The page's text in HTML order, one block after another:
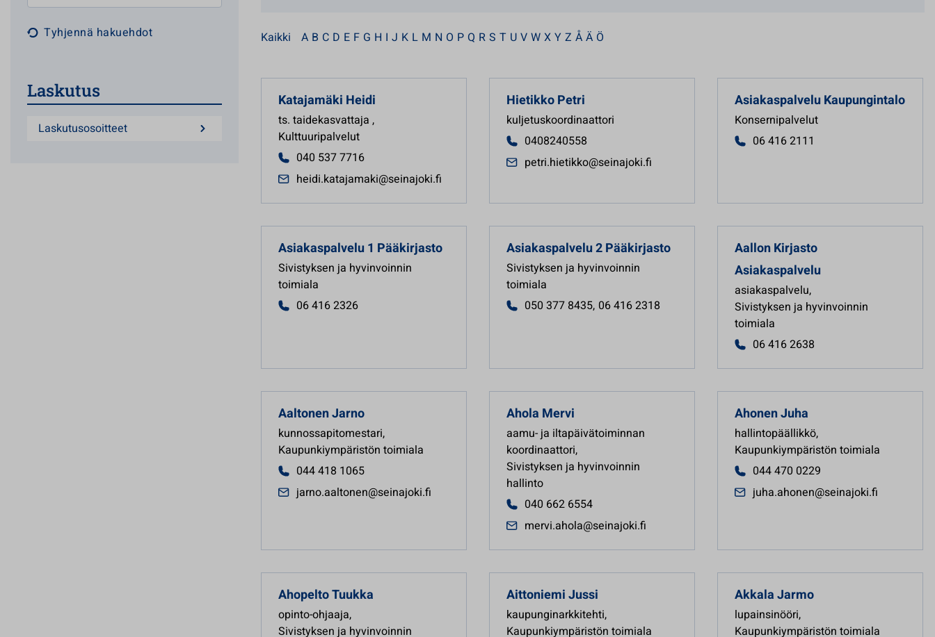
Tyhjennä hakuehdot
Laskutus
Laskutusosoitteet
Kaikki A B C D E F G H I J K L M N O P Q R S T U V W X Y Z Å Ä Ö
Katajamäki Heidi
ts. taidekasvattaja ,
Kulttuuripalvelut
040 537 7716
heidi.katajamaki@seinajoki.fi
HietikkoPetri
kuljetuskoordinaattori
0408240558
petri.hietikko@seinajoki.fi
AsiakaspalveluKaupungintalo
Konsernipalvelut
06 416 2111
Asiakaspalvelu 1 Pääkirjasto
Sivistyksen ja hyvinvoinnin
toimiala
06 416 2326
Asiakaspalvelu 2Pääkirjasto
Sivistyksen ja hyvinvoinnin
toimiala
050 377 8435, 06 416 2318
Aallon Kirjasto
Asiakaspalvelu
asiakaspalvelu,
Sivistyksen ja hyvinvoinnin
toimiala
06 416 2638
AaltonenJarno
kunnossapitomestari,
Kaupunkiympäristön toimiala
044 418 1065
jarno.aaltonen@seinajoki.fi
Ahola Mervi
aamu- ja iltapäivätoiminnan
koordinaattori,
Sivistyksen ja hyvinvoinnin
hallinto
040 662 6554
mervi.ahola@seinajoki.fi
AhonenJuha
hallintopäällikkö,
Kaupunkiympäristön toimiala
044 470 0229
juha.ahonen@seinajoki.fi
AhopeltoTuukka
opinto-ohjaaja,
Sivistyksen ja hyvinvoinnin
AittoniemiJussi
kaupunginarkkitehti,
Kaupunkiympäristön toimiala
AkkalaJarmo
lupainsinööri,
Kaupunkiympäristön toimiala